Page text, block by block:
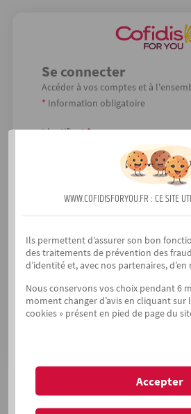
Se connecter
Accéder à vos comptes et à
* Information obligatoire
Identifiant*
WWW.COFIDISFORYOU.FR : CE SITE
Ils permettent d’assurer son bon
des traitements de prévention des
d’identité et, avec nos partenaires,
Nous conservons vos choix pendant 6
moment changer d’avis en cliquant sur
cookies » présent en pied de page du
Accepter